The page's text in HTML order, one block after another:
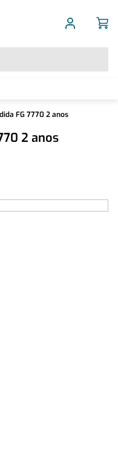
FG 7770 2 anos
2 anos